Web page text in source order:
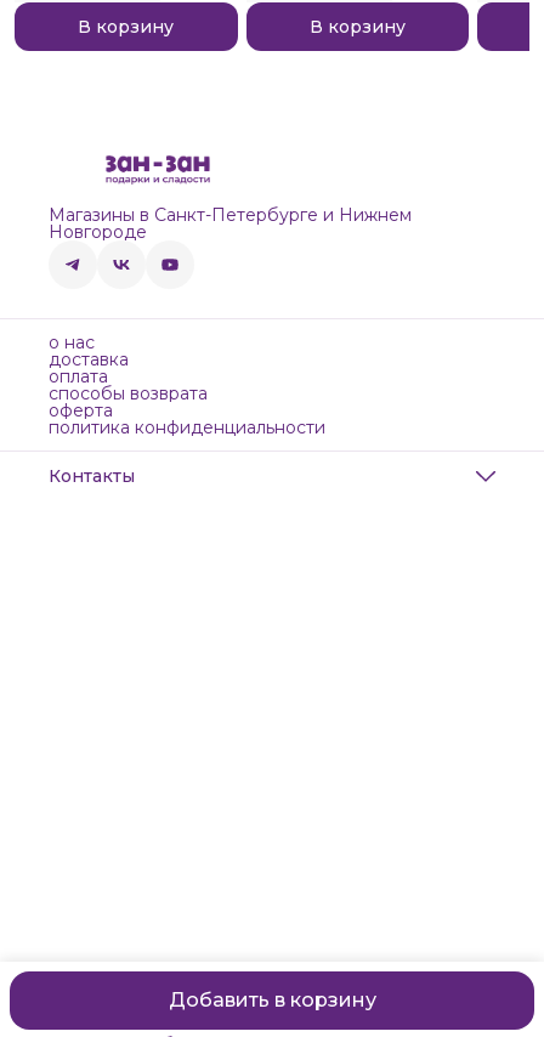
Добавить в корзину
В корзину В корзину
Магазины в Санкт-Петербурге и Нижнем
Новгороде
о нас
доставка
оплата
способы возврата
оферта
политика конфиденциальности
Контакты